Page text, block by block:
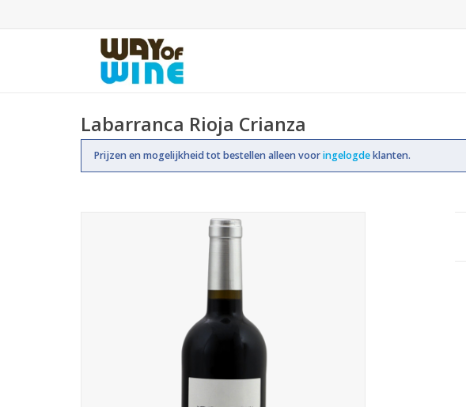
Labarranca Rioja Crianza
Prijzen en mogelijkheid tot bestellen alleen vooringelogdeklanten.